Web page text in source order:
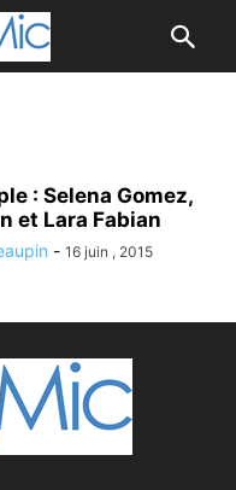
: Selena Gomez,
et Lara Fabian
- 16 juin , 2015